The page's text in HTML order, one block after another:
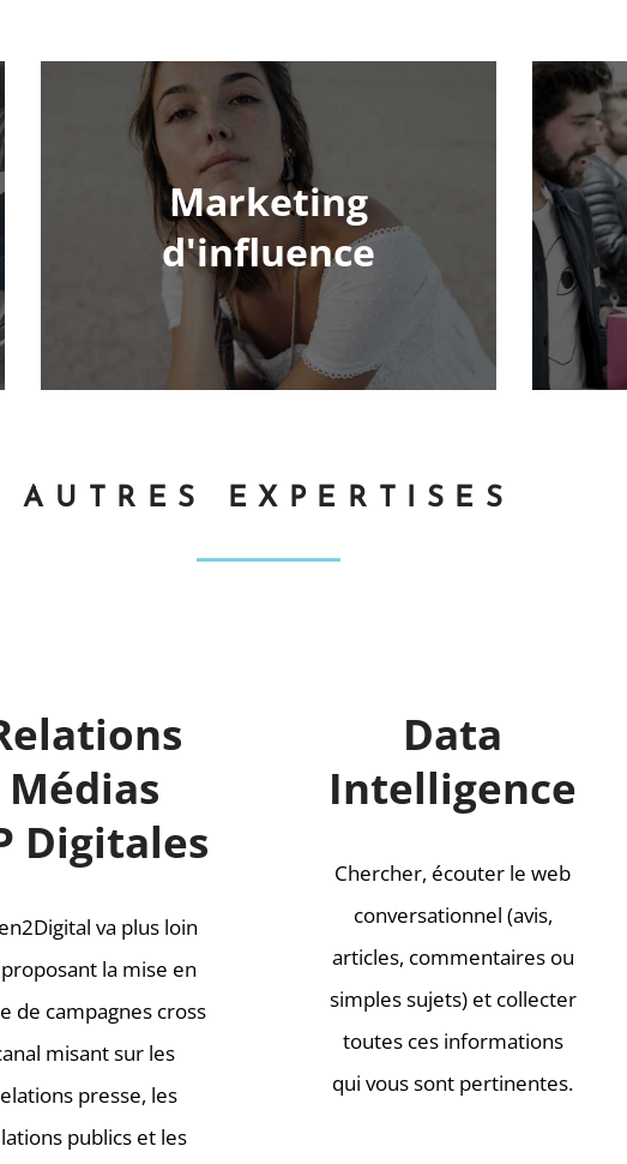
Marketing
d'influence
AUTRES EXPERTISES
Médias
Digitales
va plus loin
la mise en
de campagnes cross
misant sur les
presse, les
publics et les
Data
Intelligence
Chercher, écouter le web
conversationnel (avis,
articles, commentaires ou
simples sujets) et collecter
toutes ces informations
qui vous sont pertinentes.